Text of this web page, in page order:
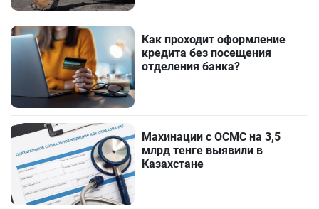
Как проходит оформление
кредита без посещения
отделения банка?
Махинации с ОСМС на 3,5
млрд тенге выявили в
Казахстане